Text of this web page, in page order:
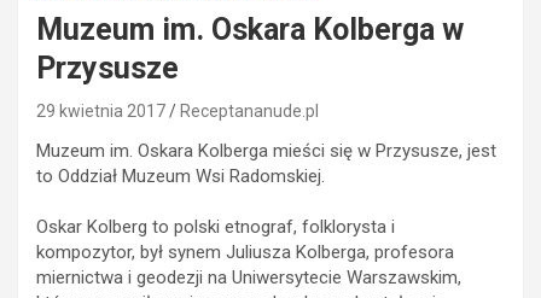
Muzeum im. Oskara Kolberga w
Przysusze
29 kwietnia 2017 Receptananude.pl
Muzeum im. Oskara Kolberga mieści się w Przysusze, jest
to Oddział Muzeum Wsi Radomskiej.
Oskar Kolberg to polski etnograf, folklorysta i
kompozytor, był synem Juliusza Kolberga, profesora
miernictwa i geodezji na Uniwersytecie Warszawskim,